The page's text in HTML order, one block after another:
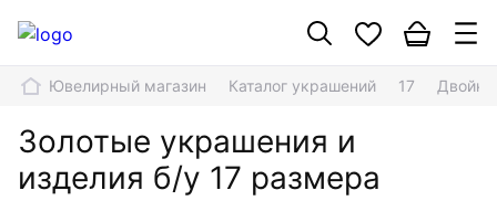
Ювелирный магазин Каталог украшений 17
Золотые украшения и
изделия б/у 17 размера